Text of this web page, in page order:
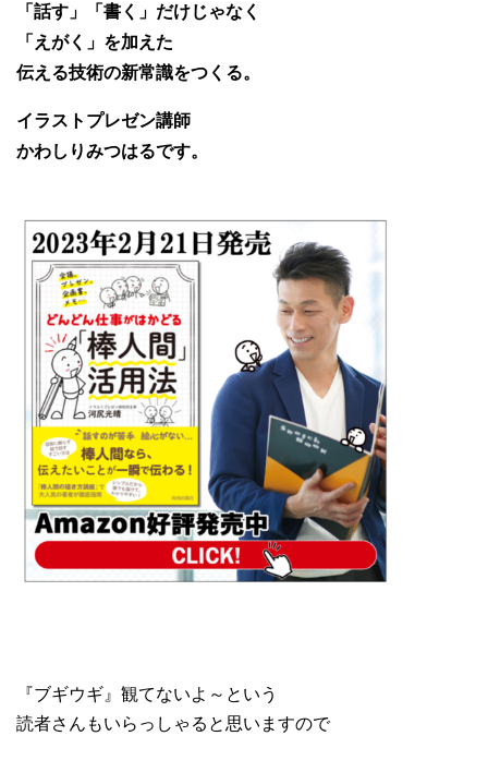
「話す」「書く」だけじゃなく
「えがく」を加えた
伝える技術の新常識をつくる。
イラストプレゼン講師
かわしりみつはるです。
『ブギウギ』観てないよ～という
読者さんもいらっしゃると思いますので